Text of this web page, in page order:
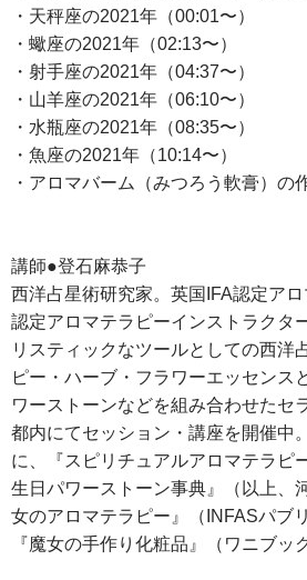
・天秤座の2021年（00:01〜）
・蠍座の2021年（02:13〜）
・射手座の2021年（04:37〜）
・山羊座の2021年（06:10〜）
・水瓶座の2021年（08:35〜）
・魚座の2021年（10:14〜）
・アロマバーム（みつろう軟膏）の
講師●登石麻恭子
西洋占星術研究家。英国IFA認定ア
認定アロマテラピーインストラクタ
リスティックなツールとしての西洋
ピー・ハーブ・フラワーエッセンス
ワーストーンなどを組み合わせたセ
都内にてセッション・講座を開催中
に、『スピリチュアルアロマテラピ
生日パワーストーン事典』（以上、
女のアロマテラピー』（INFASパブ
『魔女の手作り化粧品』（ワニブッ